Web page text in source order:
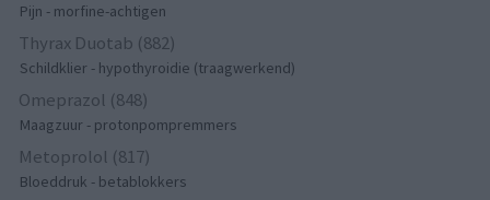
Pijn - morfine-achtigen
Thyrax Duotab (882)
Schildklier - hypothyroidie (traagwerkend)
Omeprazol (848)
Maagzuur - protonpompremmers
Metoprolol (817)
Bloeddruk - betablokkers